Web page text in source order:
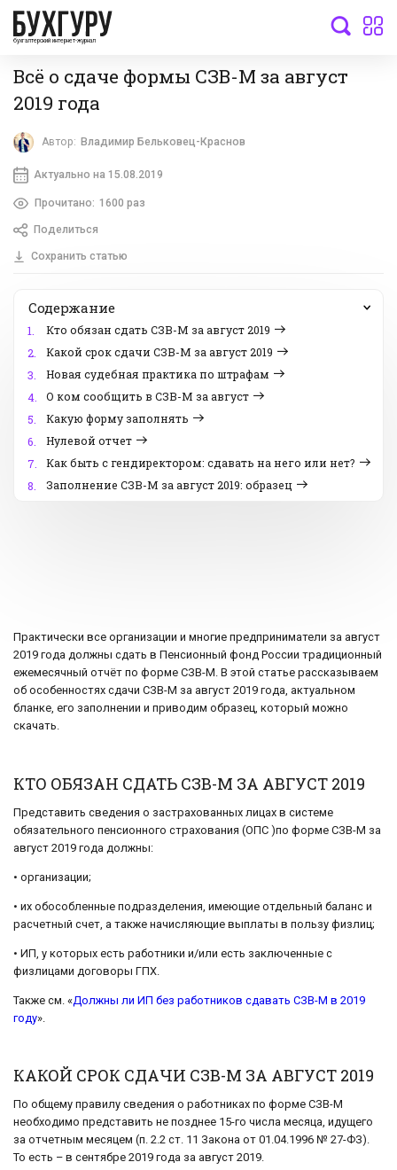
бухгалтерский интернет-журнал
Всё о сдаче формы СЗВ-М за август
2019 года
Автор: Владимир Бельковец-Краснов
Актуально на 15.08.2019
Прочитано: 1600 раз
Поделиться
Сохранить статью
Содержание
1.
Кто обязан сдать СЗВ-М за август 2019
2.
Какой срок сдачи СЗВ-М за август 2019
3.
Новая судебная практика по штрафам
4.
О ком сообщить в СЗВ-М за август
5.
Какую форму заполнять
6.
Нулевой отчет
7.
Как быть с гендиректором: сдавать на него или нет?
8.
Заполнение СЗВ-М за август 2019: образец
Практически все организации и многие предприниматели за август
2019 года должны сдать в Пенсионный фонд России традиционный
ежемесячный отчёт по форме СЗВ-М. В этой статье рассказываем
об особенностях сдачи СЗВ-М за август 2019 года, актуальном
бланке, его заполнении и приводим образец, который можно
скачать.
КТО ОБЯЗАН СДАТЬ СЗВ-М ЗА АВГУСТ 2019
Представить сведения о застрахованных лицах в системе
обязательного пенсионного страхования (ОПС )по форме СЗВ-М за
август 2019 года должны:
• организации;
• их обособленные подразделения, имеющие отдельный баланс и
расчетный счет, а также начисляющие выплаты в пользу физлиц;
• ИП, у которых есть работники и/или есть заключенные с
физлицами договоры ГПХ.
Также см. «Должны ли ИП без работников сдавать СЗВ-М в 2019
году».
КАКОЙ СРОК СДАЧИ СЗВ-М ЗА АВГУСТ 2019
По общему правилу сведения о работниках по форме СЗВ-М
необходимо представить не позднее 15-го числа месяца, идущего
за отчетным месяцем (п. 2.2 ст. 11 Закона от 01.04.1996 № 27-ФЗ).
То есть – в сентябре 2019 года за август 2019.